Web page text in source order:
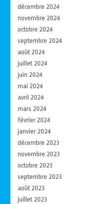
décembre 2024
novembre 2024
octobre 2024
septembre 2024
août 2024
juillet 2024
juin 2024
mai 2024
avril 2024
mars 2024
février 2024
janvier 2024
décembre 2023
novembre 2023
octobre 2023
septembre 2023
août 2023
juillet 2023